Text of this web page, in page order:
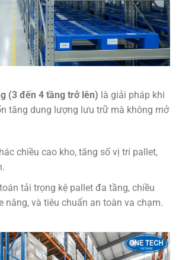
(3 đến 4 tầng trở lên) là giải pháp khi
tăng dung lượng lưu trữ mà không mở
chiều cao kho, tăng số vị trí pallet,
tải trọng kệ pallet đa tầng, chiều
nâng, và tiêu chuẩn an toàn va chạm.